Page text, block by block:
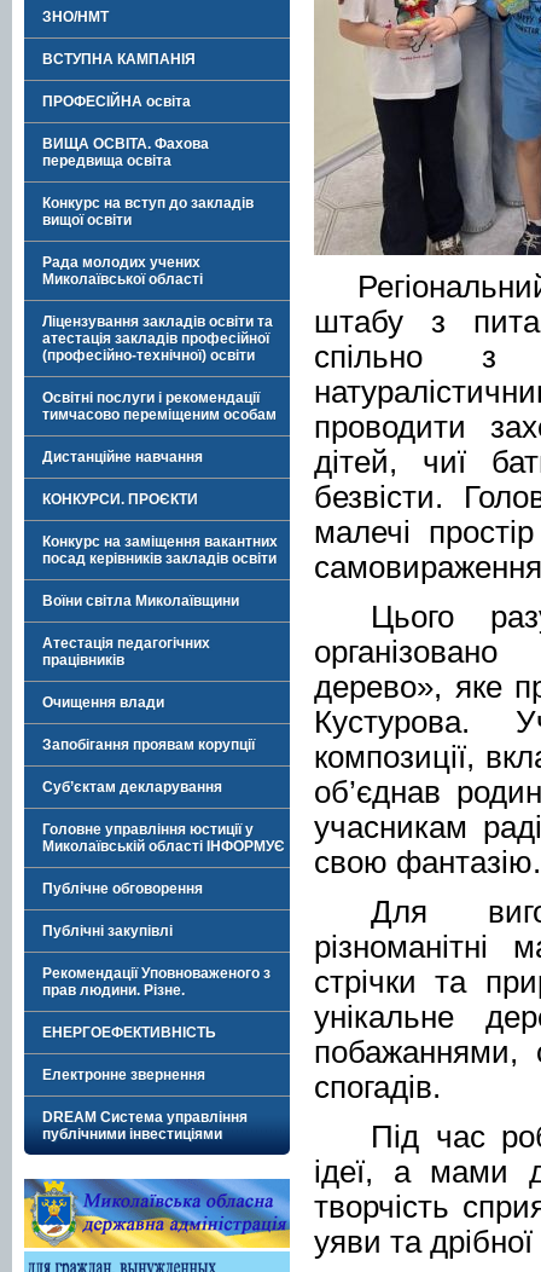
ЗНО/НМТ
ВСТУПНА КАМПАНІЯ
ПРОФЕСІЙНА освіта
ВИЩА ОСВІТА. Фахова
передвища освіта
Конкурс на вступ до закладів
вищої освіти
Рада молодих учених
Миколаївської області
Ліцензування закладів освіти та
атестація закладів професійної
(професійно-технічної) освіти
Освітні послуги і рекомендації
тимчасово переміщеним особам
Дистанційне навчання
КОНКУРСИ. ПРОЄКТИ
Конкурс на заміщення вакантних
посад керівників закладів освіти
Воїни світла Миколаївщини
Атестація педагогічних
працівників
Очищення влади
Запобігання проявам корупції
Суб’єктам декларування
Головне управління юстиції у
Миколаївській області ІНФОРМУЄ
Публічне обговорення
Публічні закупівлі
Рекомендації Уповноваженого з
прав людини. Різне.
ЕНЕРГОЕФЕКТИВНІСТЬ
Електронне звернення
DREAM Система управління
публічними інвестиціями
штабу з
спільно з
проводити
дітей, чиї
безвісти.
малечі
Цього
дерево», яке
Кустурова.
композиції,
об’єднав
учасникам
свою фантазію.
Для
різноманітні
стрічки та
унікальне
побажаннями,
спогадів.
Під час
ідеї, а мами
творчість
уяви та